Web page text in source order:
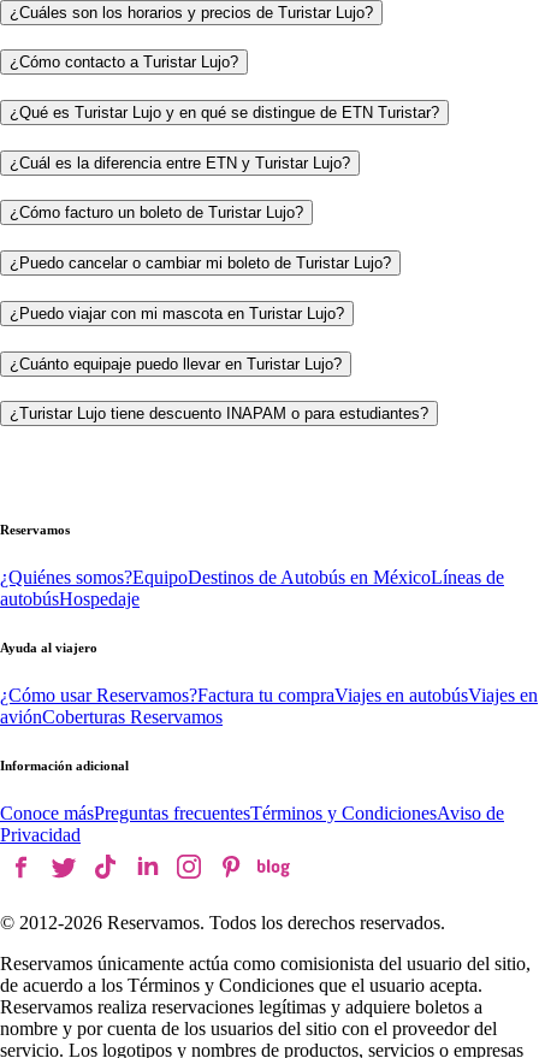
¿Cuáles son los horarios y precios de Turistar Lujo?
¿Cómo contacto a Turistar Lujo?
¿Qué es Turistar Lujo y en qué se distingue de ETN Turistar?
¿Cuál es la diferencia entre ETN y Turistar Lujo?
¿Cómo facturo un boleto de Turistar Lujo?
¿Puedo cancelar o cambiar mi boleto de Turistar Lujo?
¿Puedo viajar con mi mascota en Turistar Lujo?
¿Cuánto equipaje puedo llevar en Turistar Lujo?
¿Turistar Lujo tiene descuento INAPAM o para estudiantes?
Reservamos
¿Quiénes somos?EquipoDestinos de Autobús en MéxicoLíneas de
autobúsHospedaje
Ayuda al viajero
¿Cómo usar Reservamos?Factura tu compraViajes en autobúsViajes en
aviónCoberturas Reservamos
Información adicional
Conoce másPreguntas frecuentesTérminos y CondicionesAviso de
Privacidad
© 2012-2026 Reservamos. Todos los derechos reservados.
Reservamos únicamente actúa como comisionista del usuario del sitio,
de acuerdo a los Términos y Condiciones que el usuario acepta.
Reservamos realiza reservaciones legítimas y adquiere boletos a
nombre y por cuenta de los usuarios del sitio con el proveedor del
servicio. Los logotipos y nombres de productos, servicios o empresas